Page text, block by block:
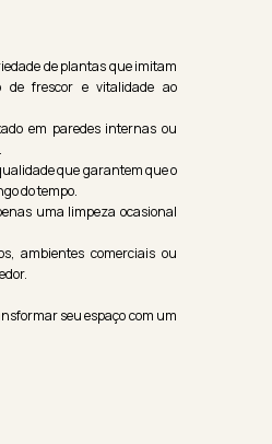
de plantas que imitam
de frescor e vitalidade ao
em paredes internas ou
que garantem que o
do tempo.
uma limpeza ocasional
ambientes comerciais ou
seu espaço com um